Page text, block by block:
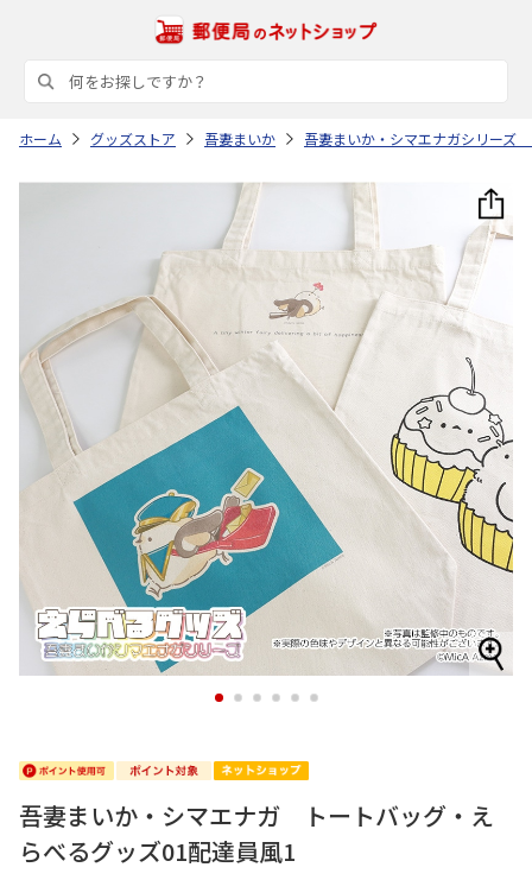
ホーム グッズストア 吾妻まいか 吾妻まいか・シマエナガシリーズ
1 2 3 4 5 6
吾妻まいか・シマエナガ トートバッグ・え
らべるグッズ01配達員風1